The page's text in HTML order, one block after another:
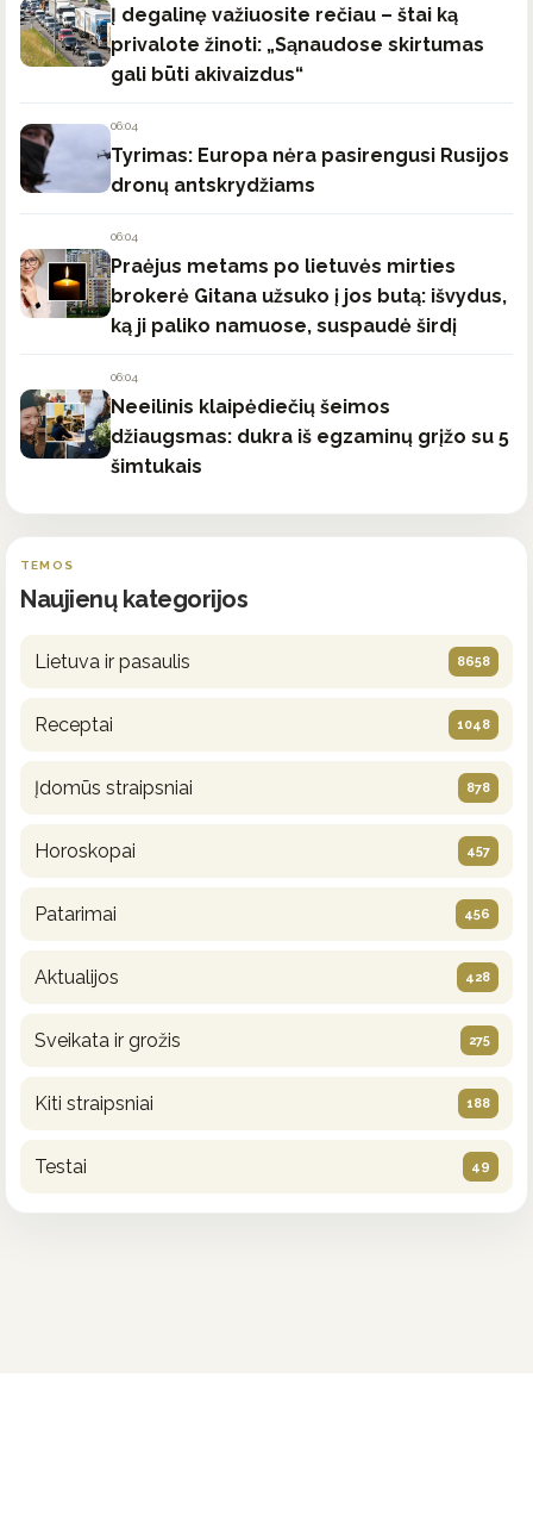
Į degalinę važiuosite rečiau – štai ką
privalote žinoti: „Sąnaudose skirtumas
gali būti akivaizdus“
06:04
Tyrimas: Europa nėra pasirengusi Rusijos
dronų antskrydžiams
06:04
Praėjus metams po lietuvės mirties
brokerė Gitana užsuko į jos butą: išvydus,
ką ji paliko namuose, suspaudė širdį
06:04
Neeilinis klaipėdiečių šeimos
džiaugsmas: dukra iš egzaminų grįžo su 5
šimtukais
TEMOS
Naujienų kategorijos
Lietuva ir pasaulis 8658
Receptai 1048
Įdomūs straipsniai 878
Horoskopai 457
Patarimai 456
Aktualijos 428
Sveikata ir grožis 275
Kiti straipsniai 188
Testai 49